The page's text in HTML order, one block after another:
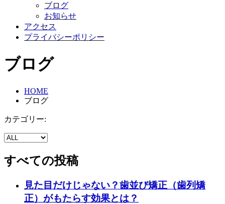
ブログ
お知らせ
アクセス
プライバシーポリシー
ブログ
HOME
ブログ
カテゴリー:
すべての投稿
見た目だけじゃない？歯並び矯正（歯列矯
正）がもたらす効果とは？